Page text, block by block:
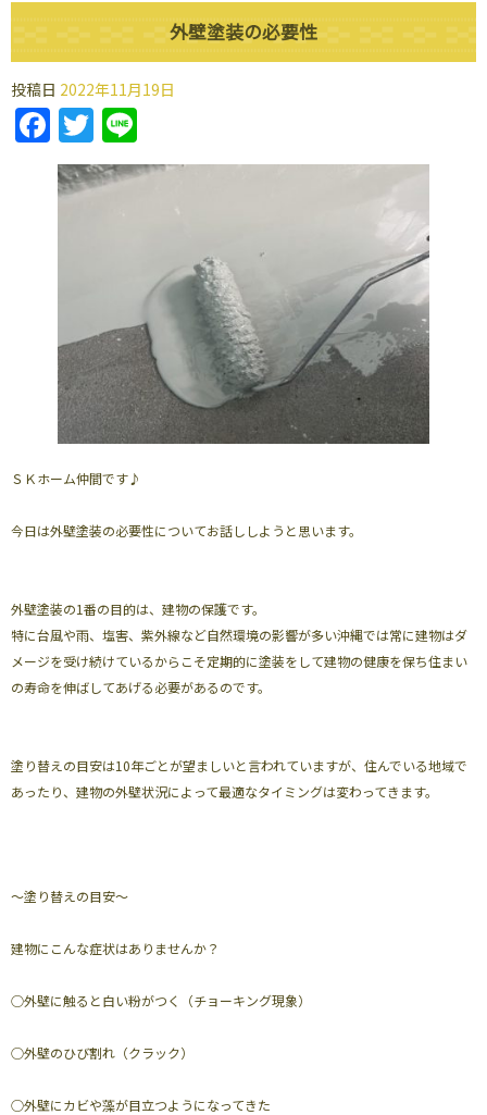
外壁塗装の必要性
投稿日 2022年11月19日
Facebook
Twitter
ＳＫホーム仲間です♪
今日は外壁塗装の必要性についてお話ししようと思います。
外壁塗装の1番の目的は、建物の保護です。
特に台風や雨、塩害、紫外線など自然環境の影響が多い沖縄では常に建物はダ
メージを受け続けているからこそ定期的に塗装をして建物の健康を保ち住まい
の寿命を伸ばしてあげる必要があるのです。
塗り替えの目安は10年ごとが望ましいと言われていますが、住んでいる地域で
あったり、建物の外壁状況によって最適なタイミングは変わってきます。
〜塗り替えの目安〜
建物にこんな症状はありませんか？
○外壁に触ると白い粉がつく（チョーキング現象）
○外壁のひび割れ（クラック）
○外壁にカビや藻が目立つようになってきた